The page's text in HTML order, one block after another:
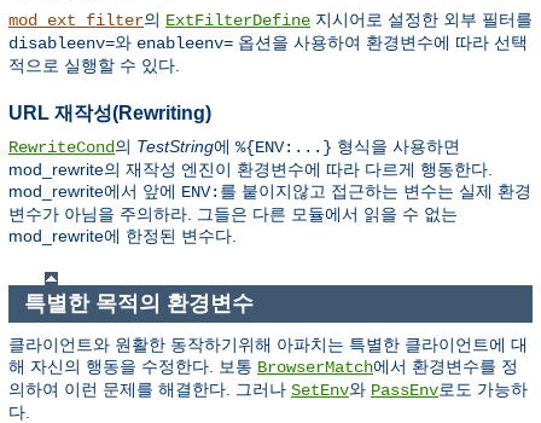
mod_ext_filter의 ExtFilterDefine 지시어로 설정한 외부 필터를
disableenv=와 enableenv= 옵션을 사용하여 환경변수에 따라 선택
적으로 실행할 수 있다.
URL 재작성(Rewriting)
RewriteCond의 TestString에 %{ENV:...} 형식을 사용하면
mod_rewrite의 재작성 엔진이 환경변수에 따라 다르게 행동한다.
mod_rewrite에서 앞에 ENV: 를 붙이지않고 접근하는 변수는 실제 환경
변수가 아님을 주의하라. 그들은 다른 모듈에서 읽을 수 없는
mod_rewrite에 한정된 변수다.
특별한 목적의 환경변수
클라이언트와 원활한 동작하기위해 아파치는 특별한 클라이언트에 대
해 자신의 행동을 수정한다. 보통 BrowserMatch에서 환경변수를 정
의하여 이런 문제를 해결한다. 그러나 SetEnv와 PassEnv로도 가능하
다.